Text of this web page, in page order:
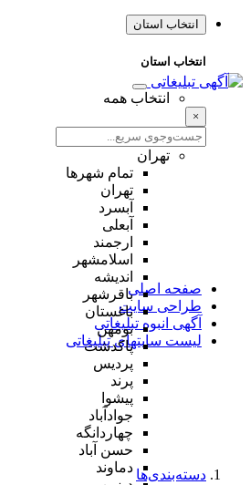
انتخاب استان
انتخاب استان
انتخاب همه
×
تهران
تمام شهر‌ها
تهران
آبسرد
آبعلی
ارجمند
اسلامشهر
اندیشه
باقرشهر
باغستان
بومهن
پاکدشت
پردیس
پرند
پیشوا
جوادآباد
چهاردانگه
حسن آباد
دماوند
صفحه اصلی
طراحی سایت
آگهی انبوه تبلیغاتی
لیست سایتهای تبلیغاتی
دسته‌بندی‌ها